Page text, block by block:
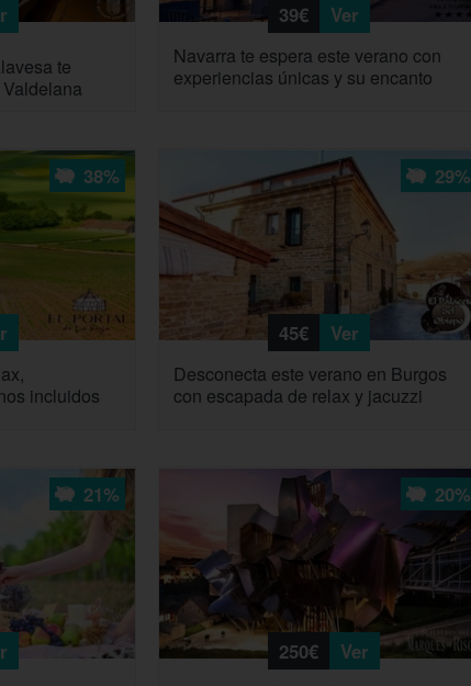
te
39€ Ver
Navarra te espera este verano con
experiencias únicas y su encanto
38%
incluidos
29%
45€ Ver
Desconecta este verano en Burgos
con escapada de relax y jacuzzi
21% 20%
250€ Ver